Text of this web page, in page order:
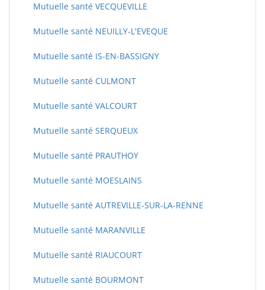
Mutuelle santé VECQUEVILLE
Mutuelle santé NEUILLY-L'EVEQUE
Mutuelle santé IS-EN-BASSIGNY
Mutuelle santé CULMONT
Mutuelle santé VALCOURT
Mutuelle santé SERQUEUX
Mutuelle santé PRAUTHOY
Mutuelle santé MOESLAINS
Mutuelle santé AUTREVILLE-SUR-LA-RENNE
Mutuelle santé MARANVILLE
Mutuelle santé RIAUCOURT
Mutuelle santé BOURMONT